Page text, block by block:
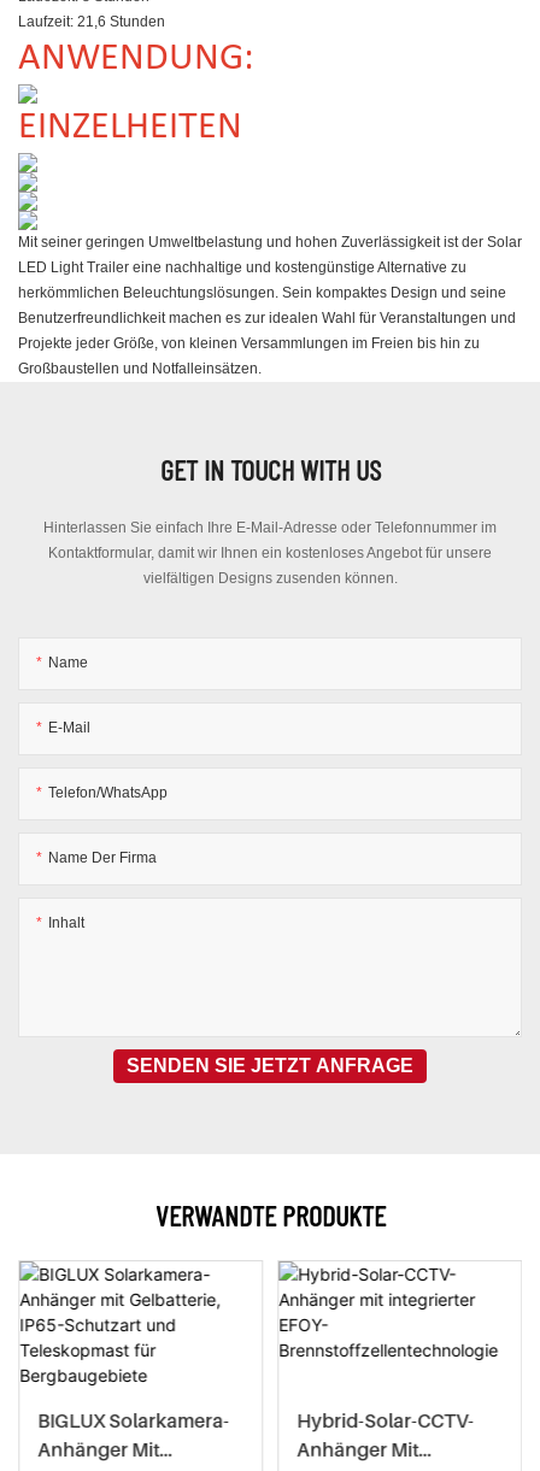
Laufzeit: 21,6 Stunden
ANWENDUNG:
EINZELHEITEN
Mit seiner geringen Umweltbelastung und hohen Zuverlässigkeit ist der Solar
LED Light Trailer eine nachhaltige und kostengünstige Alternative zu
herkömmlichen Beleuchtungslösungen. Sein kompaktes Design und seine
Benutzerfreundlichkeit machen es zur idealen Wahl für Veranstaltungen und
Projekte jeder Größe, von kleinen Versammlungen im Freien bis hin zu
Großbaustellen und Notfalleinsätzen.
GET IN TOUCH WITH US
Hinterlassen Sie einfach Ihre E-Mail-Adresse oder Telefonnummer im
Kontaktformular, damit wir Ihnen ein kostenloses Angebot für unsere
vielfältigen Designs zusenden können.
Name
E-Mail
Telefon/WhatsApp
Name Der Firma
Inhalt
SENDEN SIE JETZT ANFRAGE
VERWANDTE PRODUKTE
BIGLUX Solarkamera-
Anhänger Mit
Hybrid-Solar-CCTV-
Anhänger Mit